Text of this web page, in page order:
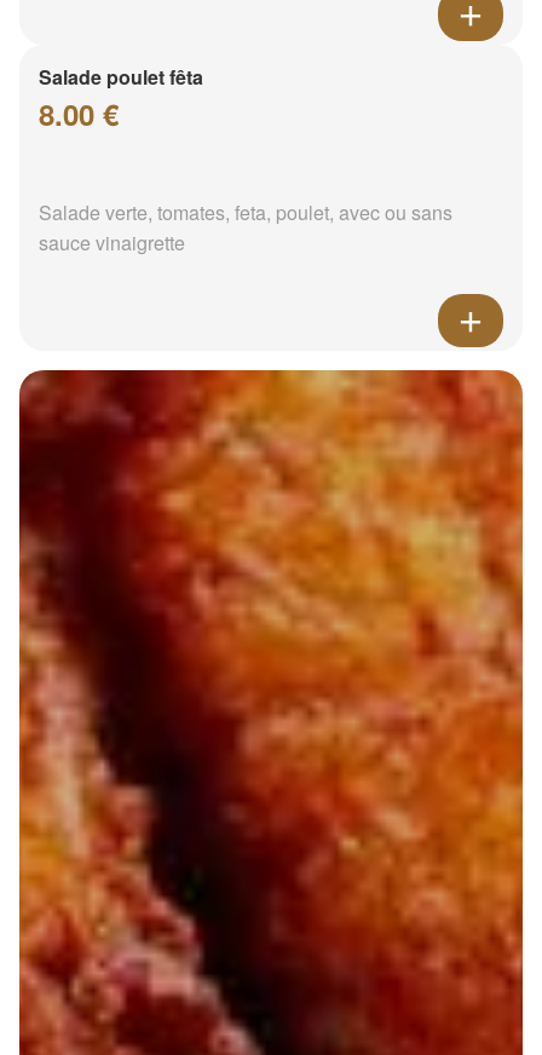
Salade poulet fêta
8.00 €
Salade verte, tomates, feta, poulet, avec ou sans
sauce vinaigrette